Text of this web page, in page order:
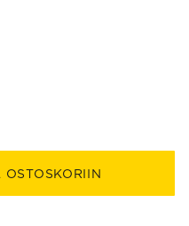
OSTOSKORIIN